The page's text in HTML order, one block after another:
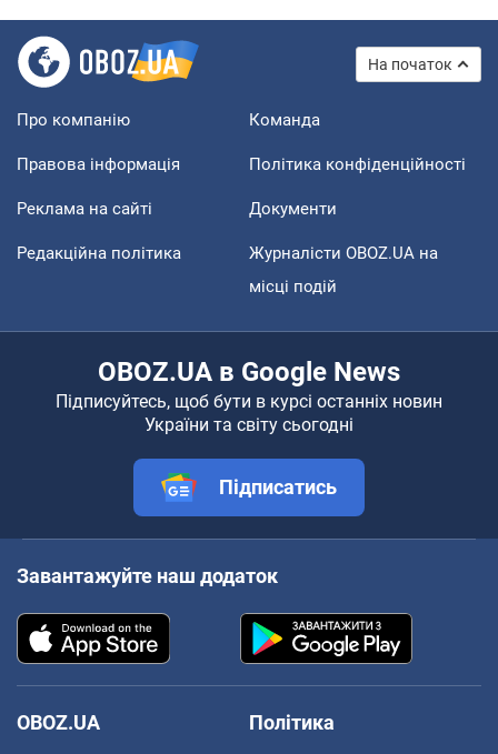
На початок
Про компанію Команда
Правова інформація Політика конфіденційності
Реклама на сайті Документи
Редакційна політика
Журналісти OBOZ.UA на
місці подій
OBOZ.UA в Google News
Підписуйтесь, щоб бути в курсі останніх новин
України та світу сьогодні
Підписатись
Завантажуйте наш додаток
OBOZ.UA
Політика